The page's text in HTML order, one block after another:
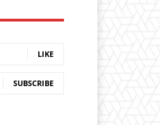
LIKE
SUBSCRIBE